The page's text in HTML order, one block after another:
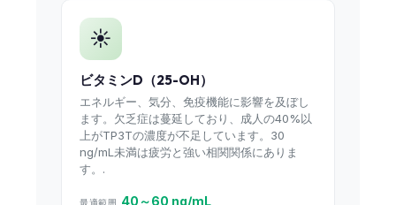
☀️
ビタミンD（25-OH）
エネルギー、気分、免疫機能に影響を及ぼし
ます。欠乏症は蔓延しており、成人の40%以
上がTP3Tの濃度が不足しています。30
ng/mL未満は疲労と強い相関関係にありま
す。.
最適範囲 40～60 ng/mL